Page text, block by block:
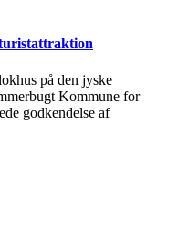
på den jyske
Kommune for
godkendelse af